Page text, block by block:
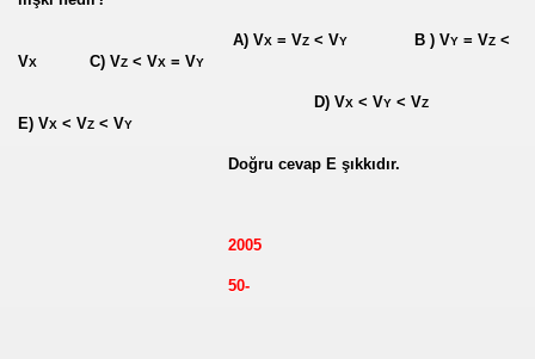
A) VX = VZ < VY B ) VY = VZ <
VX C) VZ < VX = VY
D) VX < VY < VZ
E) VX < VZ < VY
Doğru cevap E şıkkıdır.
2005
50-